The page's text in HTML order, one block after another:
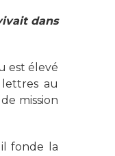
dans
est élevé
lettres au
mission
fonde la